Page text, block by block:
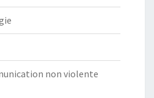
non violente